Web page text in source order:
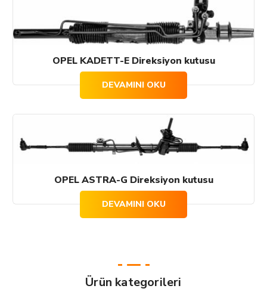
OPEL KADETT-E Direksiyon kutusu
DEVAMINI OKU
OPEL ASTRA-G Direksiyon kutusu
DEVAMINI OKU
Ürün kategorileri